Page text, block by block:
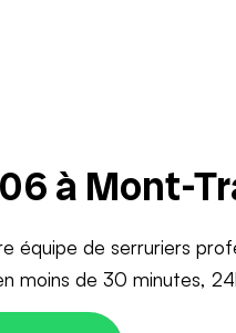
à Mont-
équipe de serruriers
moins de 30 minutes,